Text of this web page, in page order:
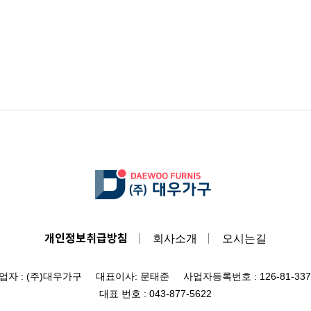
개인정보취급방침 회사소개 오시는길
자 : (주)대우가구 대표이사: 문태준 사업자등록번호 : 126-81-
대표 번호 : 043-877-5622